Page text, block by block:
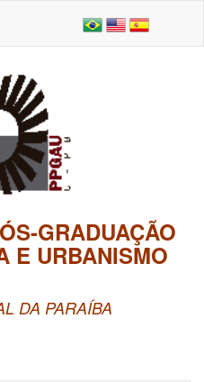
GRADUAÇÃO
E URBANISMO
DA PARAÍBA